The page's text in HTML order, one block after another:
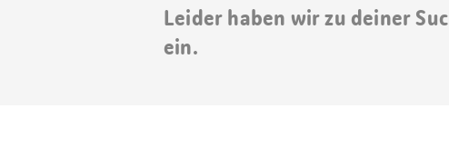
Leider haben wir zu deiner
ein.